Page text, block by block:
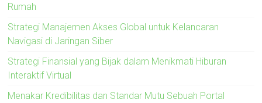
Rumah
Strategi Manajemen Akses Global untuk Kelancaran
Navigasi di Jaringan Siber
Strategi Finansial yang Bijak dalam Menikmati Hiburan
Interaktif Virtual
Menakar Kredibilitas dan Standar Mutu Sebuah Portal